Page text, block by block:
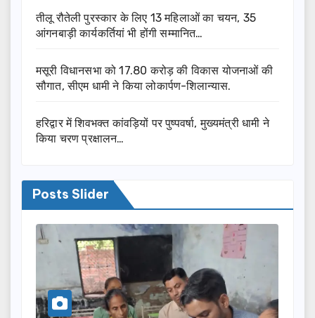
तीलू रौतेली पुरस्कार के लिए 13 महिलाओं का चयन, 35
आंगनबाड़ी कार्यकर्तियां भी होंगी सम्मानित…
मसूरी विधानसभा को 17.80 करोड़ की विकास योजनाओं की
सौगात, सीएम धामी ने किया लोकार्पण-शिलान्यास.
हरिद्वार में शिवभक्त कांवड़ियों पर पुष्पवर्षा, मुख्यमंत्री धामी ने
किया चरण प्रक्षालन…
Posts Slider